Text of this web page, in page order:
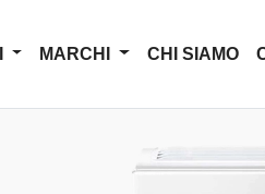
MARCHI CHI SIAMO